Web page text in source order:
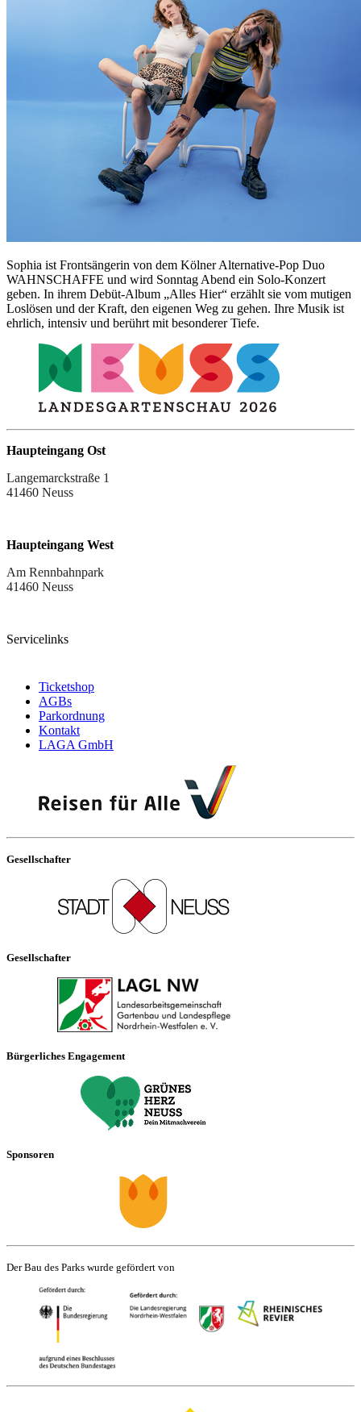
Sophia ist Frontsängerin von dem Kölner Alternative-Pop Duo
WAHNSCHAFFE und wird Sonntag Abend ein Solo-Konzert
geben. In ihrem Debüt-Album „Alles Hier“ erzählt sie vom mutigen
Loslösen und der Kraft, den eigenen Weg zu gehen. Ihre Musik ist
ehrlich, intensiv und berührt mit besonderer Tiefe.
Haupteingang Ost
Langemarckstraße 1
41460 Neuss
Haupteingang West
Am Rennbahnpark
41460 Neuss
Servicelinks
Ticketshop
AGBs
Parkordnung
Kontakt
LAGA GmbH
Gesellschafter
Gesellschafter
Bürgerliches Engagement
Sponsoren
Der Bau des Parks wurde gefördert von